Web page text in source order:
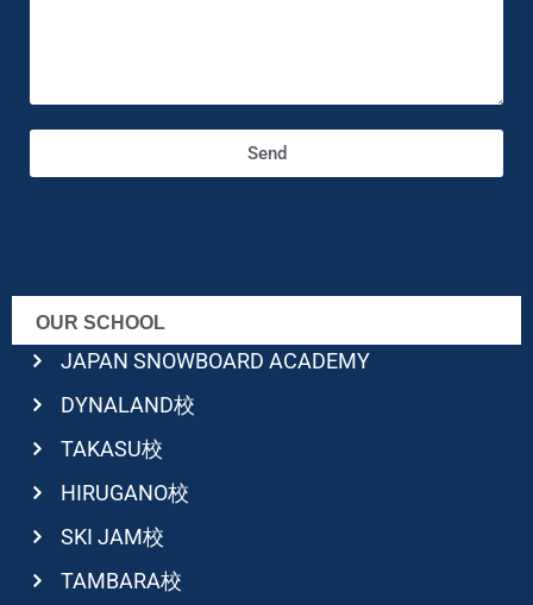
Send
OUR SCHOOL
JAPAN SNOWBOARD ACADEMY
DYNALAND校
TAKASU校
HIRUGANO校
SKI JAM校
TAMBARA校